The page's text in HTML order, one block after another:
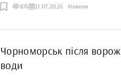
876 21.07.2026 Новини
Чорноморськ після
води